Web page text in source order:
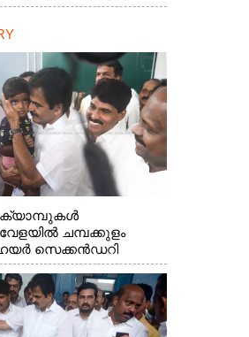
കൃഷിക്ക് ഡിമാൻഡേറുന്നു
ചമ്പക്കുളം
സെക്കൻഡറി
എ.ഐ.സി.സി
കെ.സി
കുരുന്നിനെ
സഹകരണ-
മന്ത്രി എം. ലിജു,